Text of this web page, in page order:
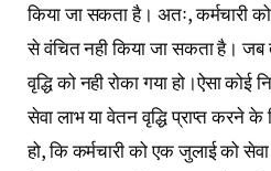
किया जा सकता है। अतः, कर्मचारी
से वंचित नही किया जा सकता है।
वृद्धि को नही रोका गया हो।ऐसा कोई
सेवा लाभ या वेतन वृद्धि प्राप्त करने के
हो, कि कर्मचारी को एक जुलाई को